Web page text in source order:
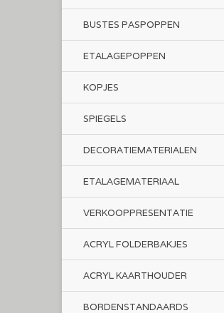
BUSTES PASPOPPEN
ETALAGEPOPPEN
KOPJES
SPIEGELS
DECORATIEMATERIALEN
ETALAGEMATERIAAL
VERKOOPPRESENTATIE
ACRYL FOLDERBAKJES
ACRYL KAARTHOUDER
BORDENSTANDAARDS